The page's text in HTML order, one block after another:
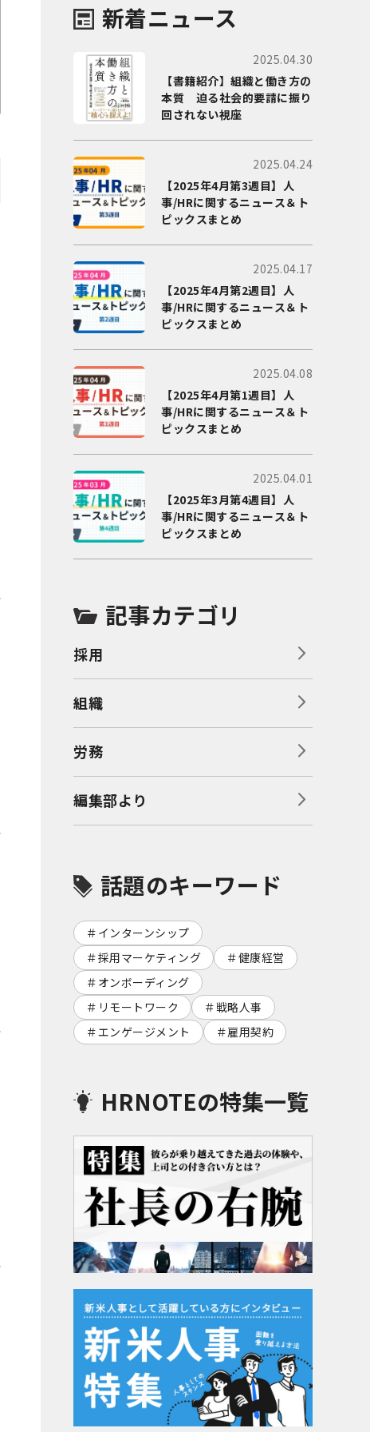
新着ニュース
2025.04.30
【書籍紹介】組織と働き方の
本質 迫る社会的要請に振り
回されない視座
2025.04.24
【2025年4月第3週目】人
事/HRに関するニュース＆ト
ピックスまとめ
2025.04.17
【2025年4月第2週目】人
事/HRに関するニュース＆ト
ピックスまとめ
2025.04.08
【2025年4月第1週目】人
事/HRに関するニュース＆ト
ピックスまとめ
2025.04.01
【2025年3月第4週目】人
事/HRに関するニュース＆ト
ピックスまとめ
記事カテゴリ
採用
組織
労務
編集部より
話題のキーワード
インターンシップ
採用マーケティング
健康経営
オンボーディング
リモートワーク
戦略人事
エンゲージメント
雇用契約
HRNOTEの特集一覧